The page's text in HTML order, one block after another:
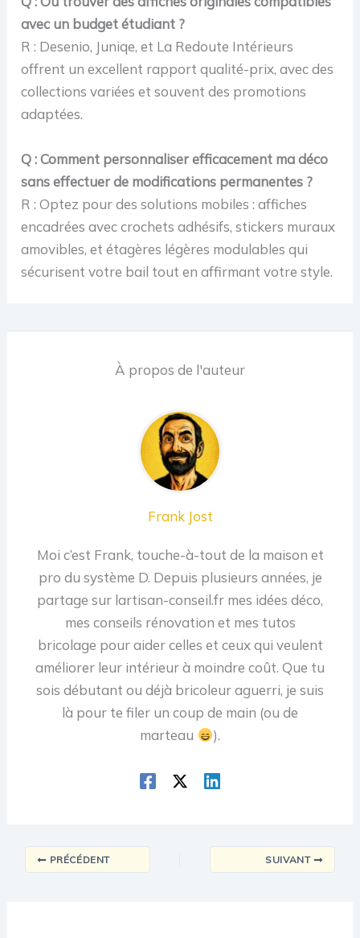
avec un budget étudiant ?
R : Desenio, Juniqe, et La Redoute Intérieurs
offrent un excellent rapport qualité-prix, avec des
collections variées et souvent des promotions
adaptées.
Q : Comment personnaliser efficacement ma déco
sans effectuer de modifications permanentes ?
R : Optez pour des solutions mobiles : affiches
encadrées avec crochets adhésifs, stickers muraux
amovibles, et étagères légères modulables qui
sécurisent votre bail tout en affirmant votre style.
À propos de l'auteur
Frank Jost
Moi c’est Frank, touche-à-tout de la maison et
pro du système D. Depuis plusieurs années, je
partage sur lartisan-conseil.fr mes idées déco,
mes conseils rénovation et mes tutos
bricolage pour aider celles et ceux qui veulent
améliorer leur intérieur à moindre coût. Que tu
sois débutant ou déjà bricoleur aguerri, je suis
là pour te filer un coup de main (ou de
marteau
).
PRÉCÉDENT SUIVANT